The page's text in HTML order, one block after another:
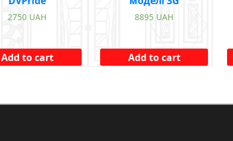
2750 UAH
Add to cart
8895 UAH
Add to cart